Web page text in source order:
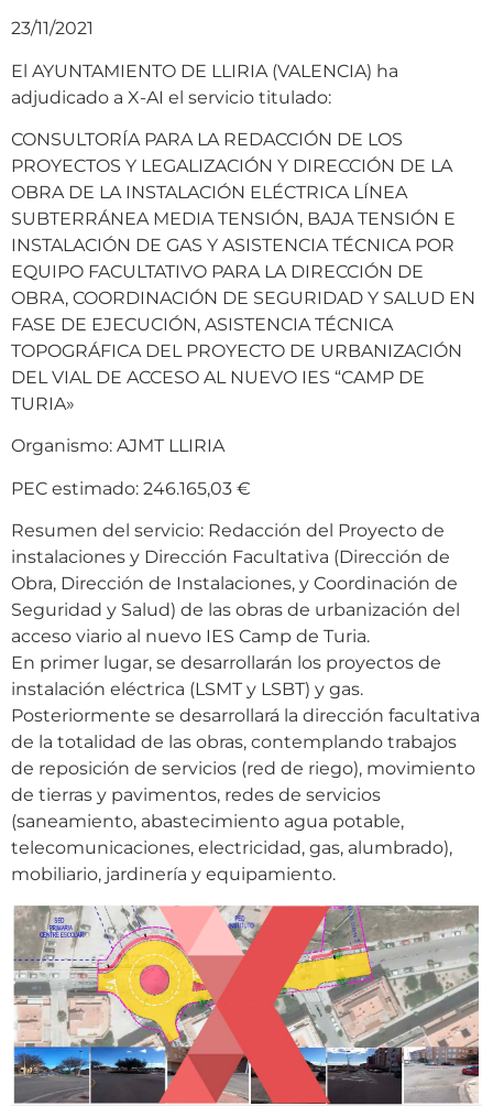
23/11/2021
El AYUNTAMIENTO DE LLIRIA (VALENCIA) ha
adjudicado a X-AI el servicio titulado:
CONSULTORÍA PARA LA REDACCIÓN DE LOS
PROYECTOS Y LEGALIZACIÓN Y DIRECCIÓN DE LA
OBRA DE LA INSTALACIÓN ELÉCTRICA LÍNEA
SUBTERRÁNEA MEDIA TENSIÓN, BAJA TENSIÓN E
INSTALACIÓN DE GAS Y ASISTENCIA TÉCNICA POR
EQUIPO FACULTATIVO PARA LA DIRECCIÓN DE
OBRA, COORDINACIÓN DE SEGURIDAD Y SALUD EN
FASE DE EJECUCIÓN, ASISTENCIA TÉCNICA
TOPOGRÁFICA DEL PROYECTO DE URBANIZACIÓN
DEL VIAL DE ACCESO AL NUEVO IES “CAMP DE
TURIA»
Organismo: AJMT LLIRIA
PEC estimado: 246.165,03 €
Resumen del servicio: Redacción del Proyecto de
instalaciones y Dirección Facultativa (Dirección de
Obra, Dirección de Instalaciones, y Coordinación de
Seguridad y Salud) de las obras de urbanización del
acceso viario al nuevo IES Camp de Turia.
En primer lugar, se desarrollarán los proyectos de
instalación eléctrica (LSMT y LSBT) y gas.
Posteriormente se desarrollará la dirección facultativa
de la totalidad de las obras, contemplando trabajos
de reposición de servicios (red de riego), movimiento
de tierras y pavimentos, redes de servicios
(saneamiento, abastecimiento agua potable,
telecomunicaciones, electricidad, gas, alumbrado),
mobiliario, jardinería y equipamiento.